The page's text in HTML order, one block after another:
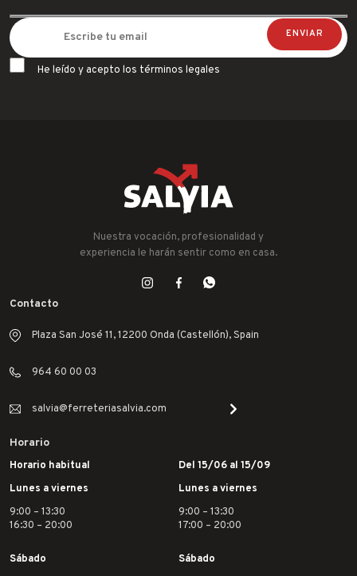
He leído y acepto los términos legales
Nuestra vocación, profesionalidad y
experiencia le harán sentir como en casa.
Contacto
Plaza San José 11, 12200 Onda (Castellón), Spain
964 60 00 03
salvia@ferreteriasalvia.com
Horario
Horario habitual
Lunes a viernes
9:00 – 13:30
16:30 – 20:00
Sábado
Del 15/06 al 15/09
Lunes a viernes
9:00 – 13:30
17:00 – 20:00
Sábado